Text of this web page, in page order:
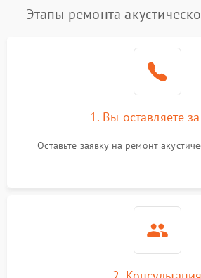
Этапы ремонта
1. Вы оставляете
Оставьте заявку на ремонт